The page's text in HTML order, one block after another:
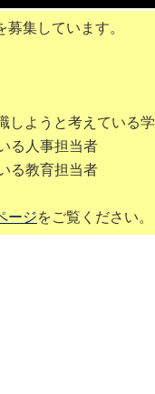
集しています。
しようと考えている
る人事担当者
る教育担当者
ージをご覧ください。